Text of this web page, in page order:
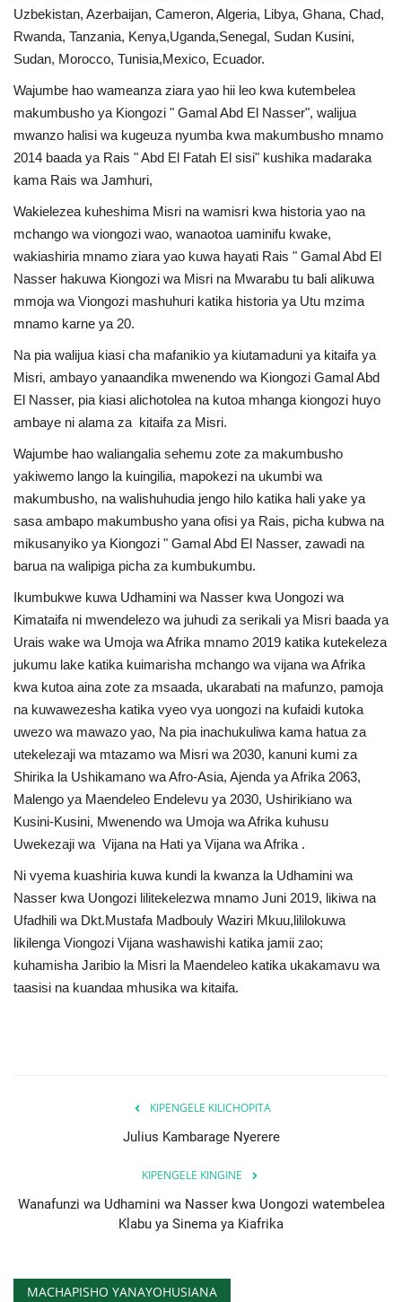
Waanzilishi
Raia wa ulimwengu mzima
Nyaraka
Nafasi
Washiriki
Video
Maonyesho
Language
English Swahili español
French Arabic
Uzbekistan, Azerbaijan, Cameron, Algeria, Libya, Ghana, Chad,
Rwanda, Tanzania, Kenya,Uganda,Senegal, Sudan Kusini,
Sudan, Morocco, Tunisia,Mexico, Ecuador.
Wajumbe hao wameanza ziara yao hii leo kwa kutembelea
makumbusho ya Kiongozi " Gamal Abd El Nasser", walijua
mwanzo halisi wa kugeuza nyumba kwa makumbusho mnamo
2014 baada ya Rais " Abd El Fatah El sisi" kushika madaraka
kama Rais wa Jamhuri,
Wakielezea kuheshima Misri na wamisri kwa historia yao na
mchango wa viongozi wao, wanaotoa uaminifu kwake,
wakiashiria mnamo ziara yao kuwa hayati Rais " Gamal Abd El
Nasser hakuwa Kiongozi wa Misri na Mwarabu tu bali alikuwa
mmoja wa Viongozi mashuhuri katika historia ya Utu mzima
mnamo karne ya 20.
Na pia walijua kiasi cha mafanikio ya kiutamaduni ya kitaifa ya
Misri, ambayo yanaandika mwenendo wa Kiongozi Gamal Abd
El Nasser, pia kiasi alichotolea na kutoa mhanga kiongozi huyo
ambaye ni alama za kitaifa za Misri.
Wajumbe hao waliangalia sehemu zote za makumbusho
yakiwemo lango la kuingilia, mapokezi na ukumbi wa
makumbusho, na walishuhudia jengo hilo katika hali yake ya
sasa ambapo makumbusho yana ofisi ya Rais, picha kubwa na
mikusanyiko ya Kiongozi " Gamal Abd El Nasser, zawadi na
barua na walipiga picha za kumbukumbu.
Ikumbukwe kuwa Udhamini wa Nasser kwa Uongozi wa
Kimataifa ni mwendelezo wa juhudi za serikali ya Misri baada ya
Urais wake wa Umoja wa Afrika mnamo 2019 katika kutekeleza
jukumu lake katika kuimarisha mchango wa vijana wa Afrika
kwa kutoa aina zote za msaada, ukarabati na mafunzo, pamoja
na kuwawezesha katika vyeo vya uongozi na kufaidi kutoka
uwezo wa mawazo yao, Na pia inachukuliwa kama hatua za
utekelezaji wa mtazamo wa Misri wa 2030, kanuni kumi za
Shirika la Ushikamano wa Afro-Asia, Ajenda ya Afrika 2063,
Malengo ya Maendeleo Endelevu ya 2030, Ushirikiano wa
Kusini-Kusini, Mwenendo wa Umoja wa Afrika kuhusu
Uwekezaji wa Vijana na Hati ya Vijana wa Afrika .
Ni vyema kuashiria kuwa kundi la kwanza la Udhamini wa
Nasser kwa Uongozi lilitekelezwa mnamo Juni 2019, likiwa na
Ufadhili wa Dkt.Mustafa Madbouly Waziri Mkuu,lililokuwa
likilenga Viongozi Vijana washawishi katika jamii zao;
kuhamisha Jaribio la Misri la Maendeleo katika ukakamavu wa
taasisi na kuandaa mhusika wa kitaifa.
KIPENGELE KILICHOPITA
Julius Kambarage Nyerere
KIPENGELE KINGINE
Wanafunzi wa Udhamini wa Nasser kwa Uongozi watembelea
Klabu ya Sinema ya Kiafrika
MACHAPISHO YANAYOHUSIANA